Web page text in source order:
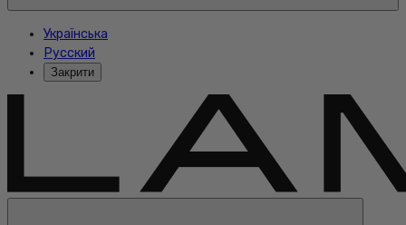
Українська
Русский
Закрити